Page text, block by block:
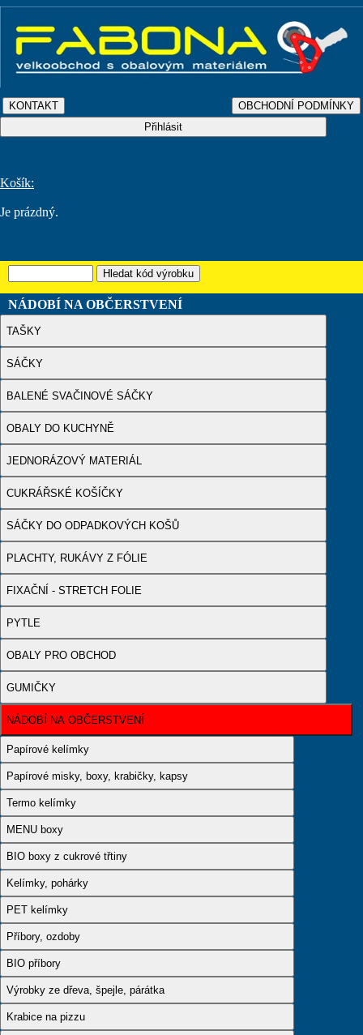
Košík:
Je prázdný.
NÁDOBÍ NA OBČERSTVENÍ
TAŠKY
SÁČKY
BALENÉ SVAČINOVÉ SÁČKY
OBALY DO KUCHYNĚ
JEDNORÁZOVÝ MATERIÁL
CUKRÁŘSKÉ KOŠÍČKY
SÁČKY DO ODPADKOVÝCH KOŠŮ
PLACHTY, RUKÁVY Z FÓLIE
FIXAČNÍ - STRETCH FOLIE
PYTLE
OBALY PRO OBCHOD
GUMIČKY
NÁDOBÍ NA OBČERSTVENÍ
Papírové kelímky
Papírové misky, boxy, krabičky, kapsy
Termo kelímky
MENU boxy
BIO boxy z cukrové třtiny
Kelímky, pohárky
PET kelímky
Příbory, ozdoby
BIO příbory
Výrobky ze dřeva, špejle, párátka
Krabice na pizzu